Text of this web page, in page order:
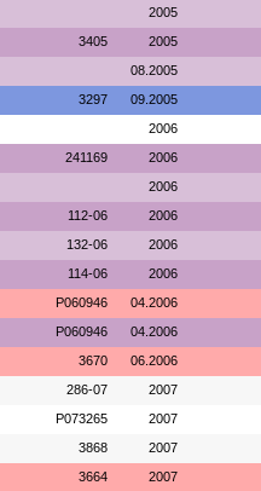
2005
3405 2005
08.2005
3297 09.2005
2006
241169 2006
2006
112-06 2006
132-06 2006
114-06 2006
P060946 04.2006
P060946 04.2006
3670 06.2006
286-07 2007
P073265 2007
3868 2007
3664 2007